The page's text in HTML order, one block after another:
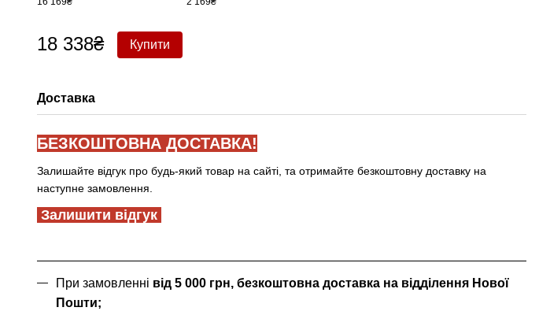
18 338₴ Купити
Доставка
БЕЗКОШТОВНА ДОСТАВКА!
Залишайте відгук про будь-який товар на сайті, та отримайте безкоштовну доставку на
наступне замовлення.
Залишити відгук
При замовленні від 5 000 грн, безкоштовна доставка на відділення Нової
Пошти;